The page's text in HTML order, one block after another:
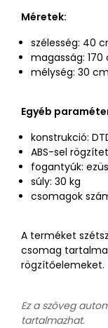
Méretek:
szélesség: 40
magasság: 170
mélység: 30 cm
Egyéb
konstrukció:
ABS-sel
fogantyúk:
súly: 30 kg
csomagok
A terméket
csomag
rögzítőelemeket.
Ez a szöveg
tartalmazhat.